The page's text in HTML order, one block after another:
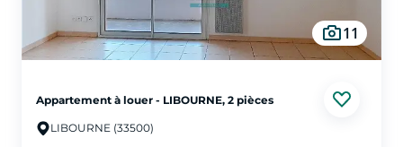
11
Appartement à louer - LIBOURNE, 2 pièces
LIBOURNE (33500)